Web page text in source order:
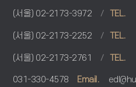
(서울) 02-2173-3972 / TEL.
(서울) 02-2173-2252 / TEL.
(서울) 02-2173-2761 / TEL.
031-330-4578 Email.